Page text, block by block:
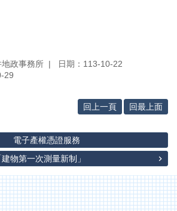
政事務所
日期：113-10-22
29
回上一頁 回最上面
電子產權憑證服務
建物第一次測量新制」